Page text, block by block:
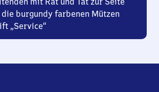
die burgundy farbenen Mützen
„Service“